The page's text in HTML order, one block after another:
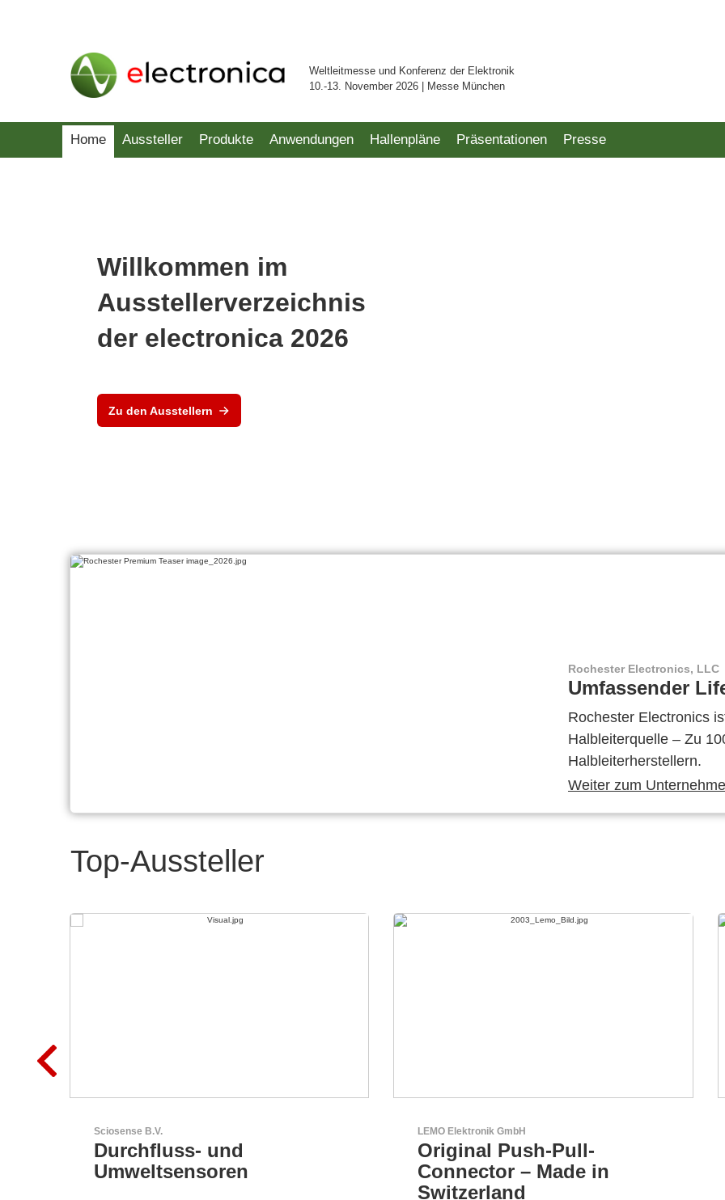
Weltleitmesse und Konferenz der Elektronik
10.-13. November 2026 | Messe München
Home Aussteller Produkte Anwendungen Hallenpläne Präsentationen Presse
Willkommen im
Ausstellerverzeichnis
der electronica 2026
Zu den Ausstellern
Rochester Electronics, LLC
Umfassender
Rochester Electronics
Halbleiterquelle – Zu
Halbleiterherstellern.
Weiter zum
Top-Aussteller
LEMO Elektronik GmbH
Original Push-Pull-
Connector – Made in
Özdisan Elektronik A.S.
Partner für Lösungen mit
elektronischen